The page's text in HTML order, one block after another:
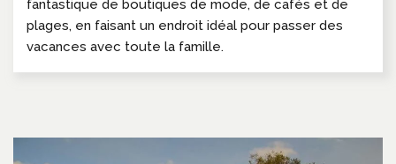
fantastique de boutiques de mode, de cafés et de
plages, en faisant un endroit idéal pour passer des
vacances avec toute la famille.